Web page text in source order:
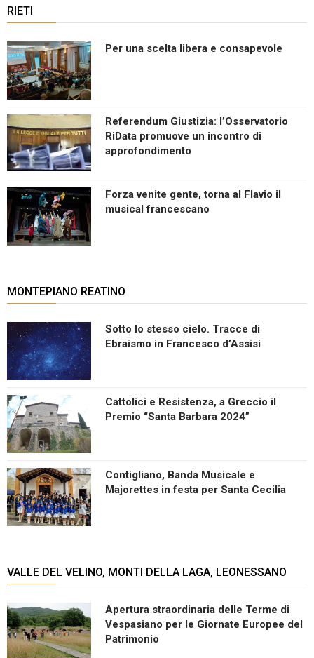
RIETI
Per una scelta libera e consapevole
Referendum Giustizia: l’Osservatorio
RiData promuove un incontro di
approfondimento
Forza venite gente, torna al Flavio il
musical francescano
MONTEPIANO REATINO
Sotto lo stesso cielo. Tracce di
Ebraismo in Francesco d’Assisi
Cattolici e Resistenza, a Greccio il
Premio “Santa Barbara 2024”
Contigliano, Banda Musicale e
Majorettes in festa per Santa Cecilia
VALLE DEL VELINO, MONTI DELLA LAGA, LEONESSANO
Apertura straordinaria delle Terme di
Vespasiano per le Giornate Europee del
Patrimonio